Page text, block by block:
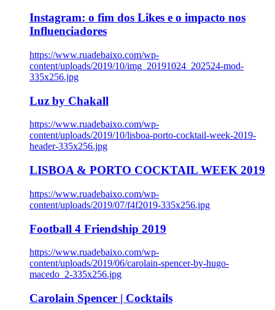
Instagram: o fim dos Likes e o impacto nos
Influenciadores
https://www.ruadebaixo.com/wp-
content/uploads/2019/10/img_20191024_202524-mod-
335x256.jpg
Luz by Chakall
https://www.ruadebaixo.com/wp-
content/uploads/2019/10/lisboa-porto-cocktail-week-2019-
header-335x256.jpg
LISBOA & PORTO COCKTAIL WEEK 2019
https://www.ruadebaixo.com/wp-
content/uploads/2019/07/f4f2019-335x256.jpg
Football 4 Friendship 2019
https://www.ruadebaixo.com/wp-
content/uploads/2019/06/carolain-spencer-by-hugo-
macedo_2-335x256.jpg
Carolain Spencer | Cocktails